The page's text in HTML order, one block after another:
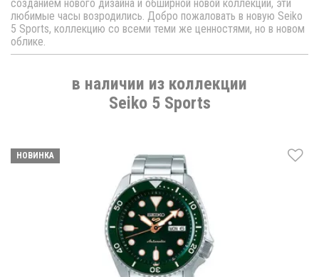
созданием нового дизайна и обширной новой коллекции, эти
любимые часы возродились. Добро пожаловать в новую Seiko
5 Sports, коллекцию со всеми теми же ценностями, но в новом
облике.
в наличии из коллекции
Seiko 5 Sports
НОВИНКА